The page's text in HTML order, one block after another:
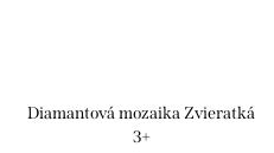
Diamantová mozaika Zvieratká
3+